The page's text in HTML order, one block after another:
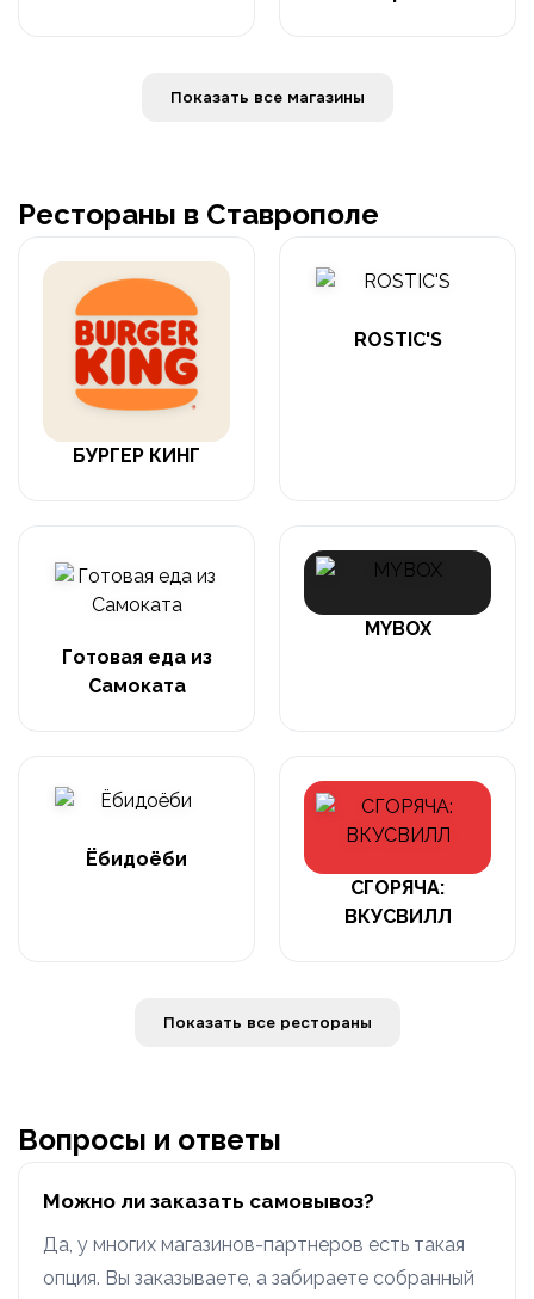
Показать все магазины
Рестораны в Ставрополе
БУРГЕР КИНГ
ROSTIC'S
Готовая еда из
Самоката
MYBOX
Ёбидоёби
СГОРЯЧА:
ВКУСВИЛЛ
Показать все рестораны
Вопросы и ответы
Можно ли заказать самовывоз?
Да, у многих магазинов-партнеров есть такая
опция. Вы заказываете, а забираете собранный